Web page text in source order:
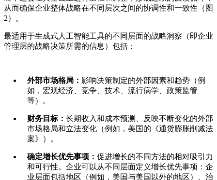
从而确保企业整体战略在不同层次之间的协调性和一致性（图
2）。
最适用于生成式人工智能工具的不同层面的战略洞察（即企业
管理层的战略决策所需的信息）包括：
外部市场格局： 影响决策制定的外部因素和趋势（例
如，宏观经济、竞争、技术、流行病学、政策监管
等）。
财务目标： 长期收入和成本预测、反映不断变化的外部
市场格局和立法变化（例如，美国的《通货膨胀削减法
案》）。
确定增长优先事项： 促进增长的不同方法的相对吸引力
和可行性。企业可以从不同层面定义增长优先事项：企
业层面包括地区（例如，美国与美国以外的地区）、治